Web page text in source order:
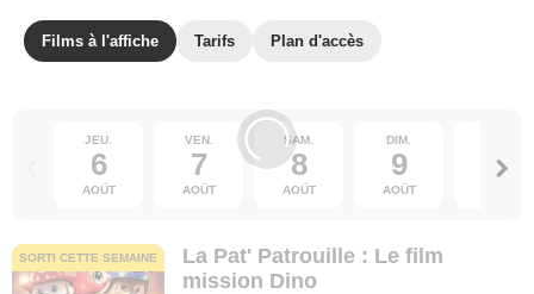
Films à l'affiche Tarifs Plan d'accès
JEU.
6
AOÛT
VEN.
7
AOÛT
SAM.
8
AOÛT
DIM.
9
AOÛT
10
SORTI CETTE SEMAINE
La Pat' Patrouille : Le film
mission Dino